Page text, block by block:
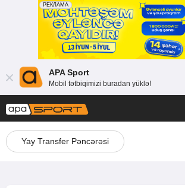
APA Sport
Mobil tətbiqimizi buradan yüklə!
Yay Transfer Pəncərəsi